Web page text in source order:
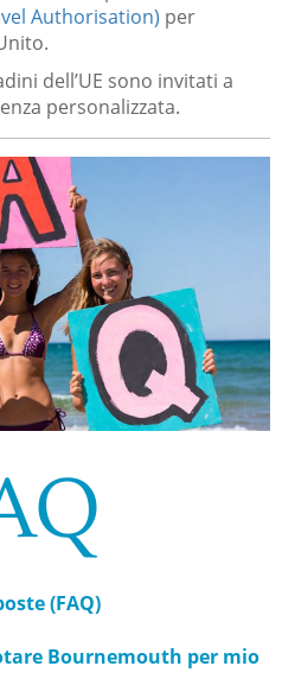
Authorisation) per
dell’UE sono invitati a
personalizzata.
(FAQ)
Bournemouth per mio